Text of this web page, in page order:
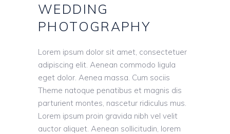
WEDDING
PHOTOGRAPHY
Lorem ipsum dolor sit amet, consectetuer
adipiscing elit. Aenean commodo ligula
eget dolor. Aenea massa. Cum sociis
Theme natoque penatibus et magnis dis
parturient montes, nascetur ridiculus mus.
Lorem ipsum proin gravida nibh vel velit
auctor aliquet. Aenean sollicitudin, lorem